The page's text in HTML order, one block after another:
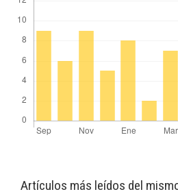
Artículos más leídos del